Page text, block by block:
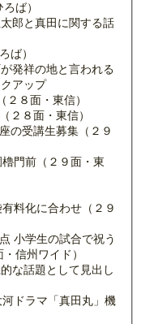
ば）
郎と真田に関する話
ば）
発祥の地と言われる
アップ
８面・東信）
２８面・東信）
の受講生募集（２９
門前（２９面・東
料化に合わせ（２９
小学生の試合で祝う
信州ワイド）
な話題として見出し
ドラマ「真田丸」機